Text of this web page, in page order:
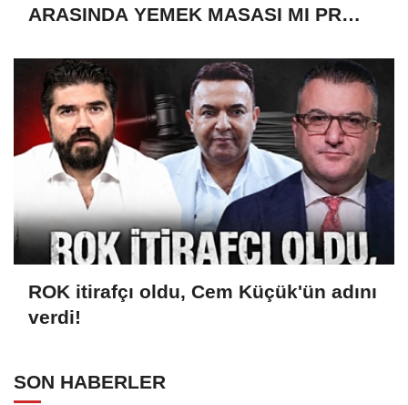
ARASINDA YEMEK MASASI MI PR
ROK itirafçı oldu, Cem Küçük'ün adını
verdi!
SON HABERLER